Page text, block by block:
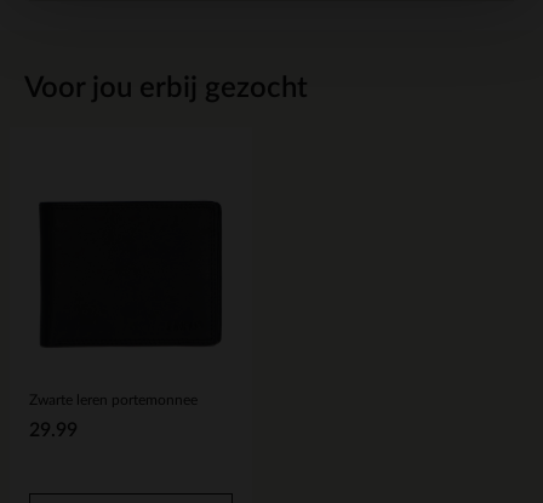
Voor jou erbij gezocht
Zwarte leren portemonnee
29.99